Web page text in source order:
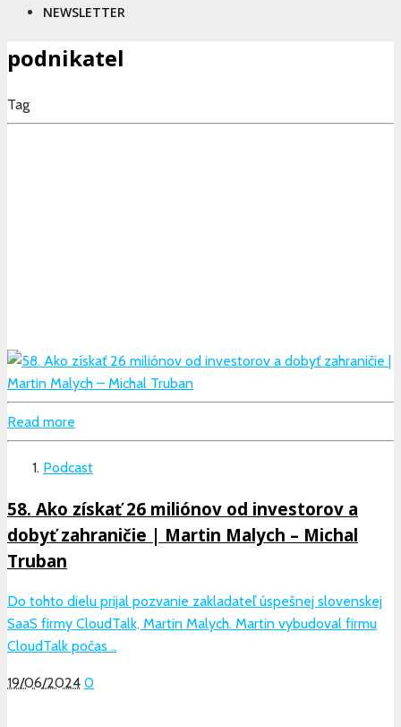
NEWSLETTER
podnikatel
Tag
Read more
Podcast
58. Ako získať 26 miliónov od investorov a
dobyť zahraničie | Martin Malych – Michal
Truban
Do tohto dielu prijal pozvanie zakladateľ úspešnej slovenskej
SaaS firmy CloudTalk, Martin Malych. Martin vybudoval firmu
CloudTalk počas ..
19/06/2024 0